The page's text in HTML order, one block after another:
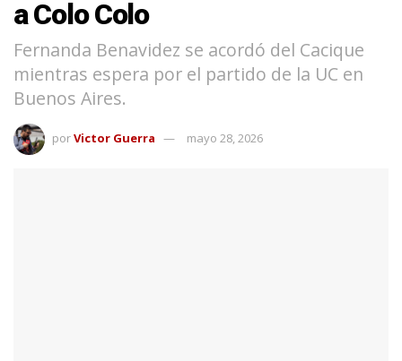
a Colo Colo
Fernanda Benavidez se acordó del Cacique
mientras espera por el partido de la UC en
Buenos Aires.
porVictor Guerra mayo 28, 2026